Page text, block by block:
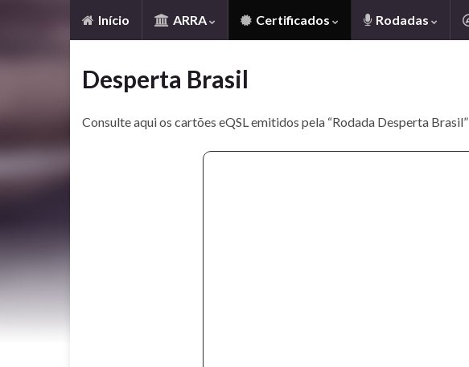
Início ARRA Certificados Rodadas
Desperta Brasil
Consulte aqui os cartões eQSL emitidos pela “Rodada Desperta Brasil”